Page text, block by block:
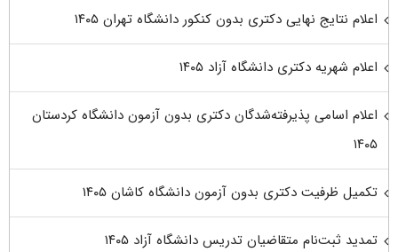
اعلام نتایج نهایی دکتری بدون کنکور دانشگاه تهران ۱۴۰۵
اعلام شهریه دکتری دانشگاه آزاد ۱۴۰۵
اعلام اسامی پذیرفته‌شدگان دکتری بدون آزمون دانشگاه کردستان
۱۴۰۵
تکمیل ظرفیت دکتری بدون آزمون دانشگاه کاشان ۱۴۰۵
تمدید ثبت‌نام متقاضیان تدریس دانشگاه آزاد ۱۴۰۵